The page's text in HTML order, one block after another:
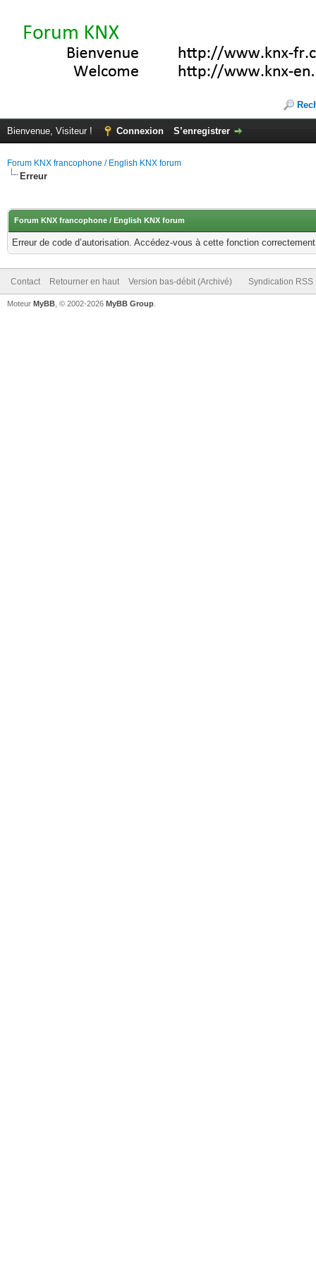
Bienvenue, Visiteur ! Connexion S’enregistrer
Forum KNX francophone / English KNX forum
Erreur
Forum KNX francophone / English KNX forum
Erreur de code d’autorisation. Accédez-vous à cette fonction
Contact Retourner en haut Version bas-débit (Archivé) Syndication RSS
Moteur MyBB , © 2002-2026 MyBB Group